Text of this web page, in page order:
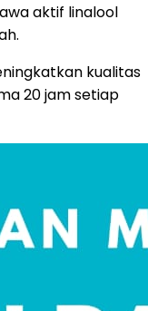
aktif linalool
kualitas
20 jam setiap